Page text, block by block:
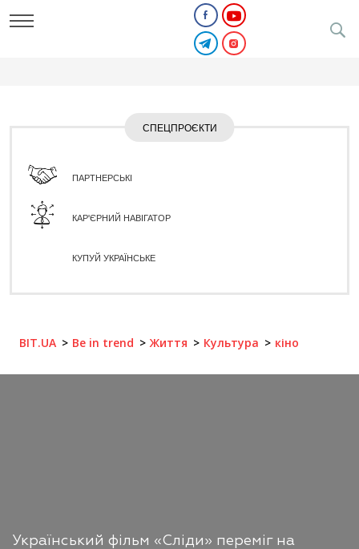
СПЕЦПРОЄКТИ
ПАРТНЕРСЬКІ
КАР'ЄРНИЙ НАВІГАТОР
КУПУЙ УКРАЇНСЬКЕ
BIT.UA Be in trend Життя Культура кіно
Український фільм «Сліди» переміг на